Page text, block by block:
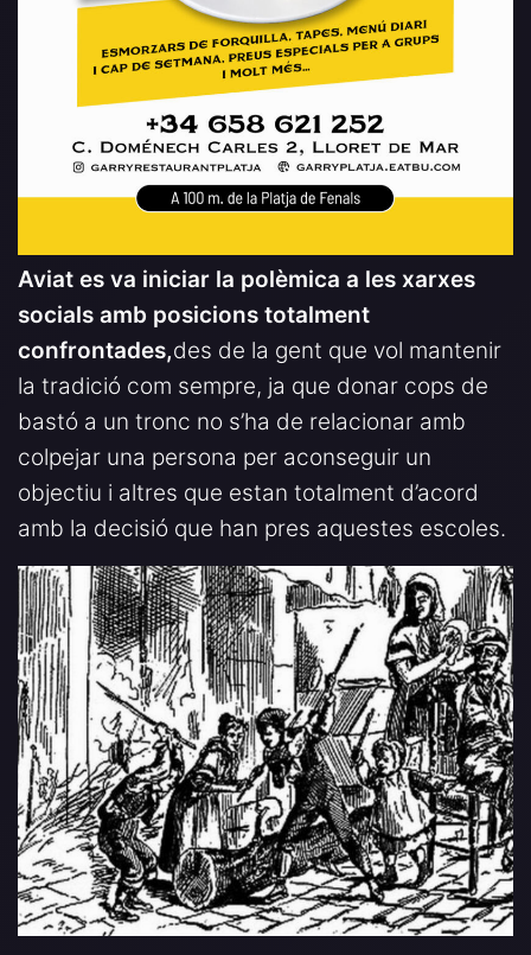
Aviat es va iniciar la polèmica a les xarxes
socials amb posicions totalment
confrontades,des de la gent que vol mantenir
la tradició com sempre, ja que donar cops de
bastó a un tronc no s’ha de relacionar amb
colpejar una persona per aconseguir un
objectiu i altres que estan totalment d’acord
amb la decisió que han pres aquestes escoles.